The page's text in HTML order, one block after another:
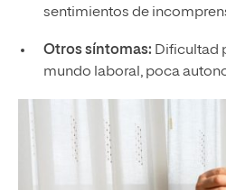
sentimientos de
Otros síntomas: Dificultad
mundo laboral, poca